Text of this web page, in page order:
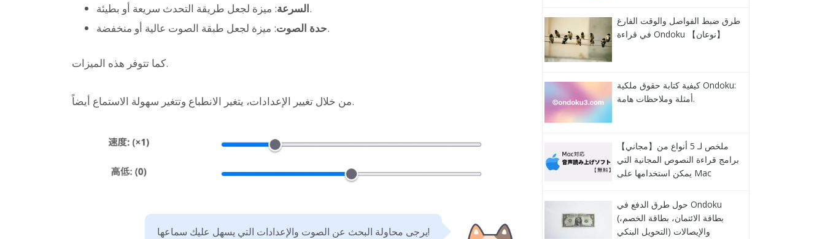
السرعة: ميزة لجعل طريقة التحدث سريعة أو بطيئة.
حدة الصوت: ميزة لجعل طبقة الصوت عالية أو منخفضة.
كما تتوفر هذه الميزات.
من خلال تغيير الإعدادات، يتغير الانطباع وتتغير سهولة الاستماع أيضاً.
يرجى محاولة البحث عن الصوت والإعدادات التي يسهل عليك سماعها!
طرق ضبط الفواصل والوقت الفارغ
في قراءة Ondoku 【نوعان】
كيفية كتابة حقوق ملكية Ondoku:
أمثلة وملاحظات هامة.
【مجاني】ملخص لـ 5 أنواع من
برامج قراءة النصوص المجانية التي
يمكن استخدامها على Mac
حول طرق الدفع في Ondoku
(بطاقة الائتمان، بطاقة الخصم،
التحويل البنكي) والإيصالات